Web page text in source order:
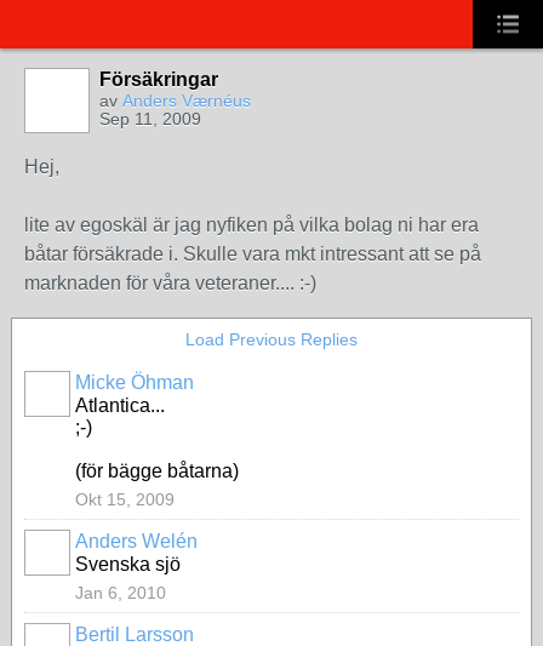
Försäkringar
av Anders Værnéus
Sep 11, 2009
Hej,
lite av egoskäl är jag nyfiken på vilka bolag ni har era
båtar försäkrade i. Skulle vara mkt intressant att se på
marknaden för våra veteraner.... :-)
Load Previous Replies
Micke Öhman
Atlantica...
;-)
(för bägge båtarna)
Okt 15, 2009
Anders Welén
Svenska sjö
Jan 6, 2010
Bertil Larsson